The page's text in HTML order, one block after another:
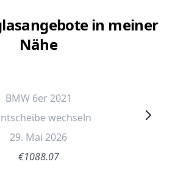
in meiner
Nähe
BMW 6er 2021
wechseln
29. Mai 2026
€1088.07